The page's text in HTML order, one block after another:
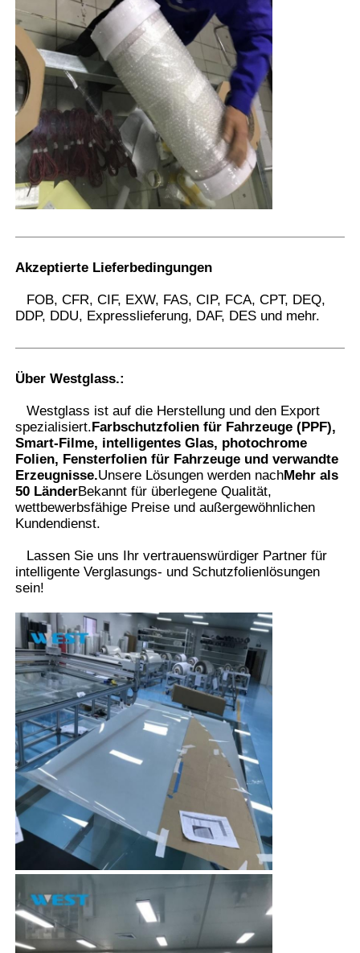
Akzeptierte Lieferbedingungen
FOB, CFR, CIF, EXW, FAS, CIP, FCA, CPT, DEQ,
DDP, DDU, Expresslieferung, DAF, DES und mehr.
Über Westglass.:
Westglass ist auf die Herstellung und den Export
spezialisiert.Farbschutzfolien für Fahrzeuge (PPF),
Smart-Filme, intelligentes Glas, photochrome
Folien, Fensterfolien für Fahrzeuge und verwandte
Erzeugnisse.Unsere Lösungen werden nachMehr als
50 LänderBekannt für überlegene Qualität,
wettbewerbsfähige Preise und außergewöhnlichen
Kundendienst.
Lassen Sie uns Ihr vertrauenswürdiger Partner für
intelligente Verglasungs- und Schutzfolienlösungen
sein!